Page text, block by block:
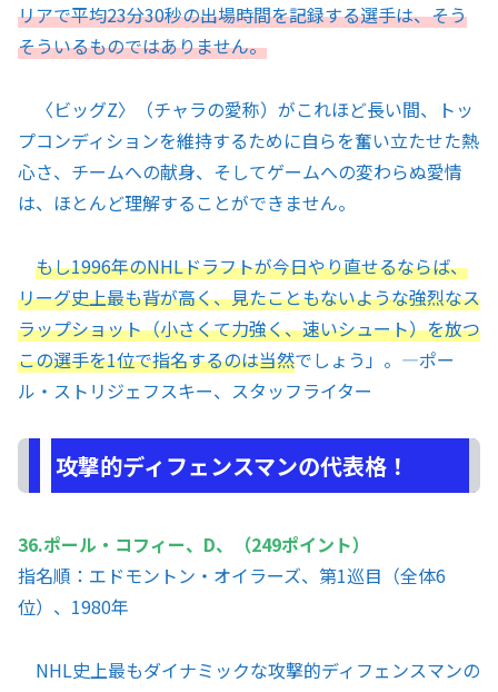
リアで平均23分30秒の出場時間を記録する選手は、そう
そういるものではありません。
〈ビッグZ〉（チャラの愛称）がこれほど長い間、トッ
プコンディションを維持するために自らを奮い立たせた熱
心さ、チームへの献身、そしてゲームへの変わらぬ愛情
は、ほとんど理解することができません。
もし1996年のNHLドラフトが今日やり直せるならば、
リーグ史上最も背が高く、見たこともないような強烈なス
ラップショット（小さくて力強く、速いシュート）を放つ
この選手を1位で指名するのは当然でしょう」。—ポー
ル・ストリジェフスキー、スタッフライター
攻撃的ディフェンスマンの代表格！
36.ポール・コフィー、D、（249ポイント）
指名順：エドモントン・オイラーズ、第1巡目（全体6
位）、1980年
NHL史上最もダイナミックな攻撃的ディフェンスマンの